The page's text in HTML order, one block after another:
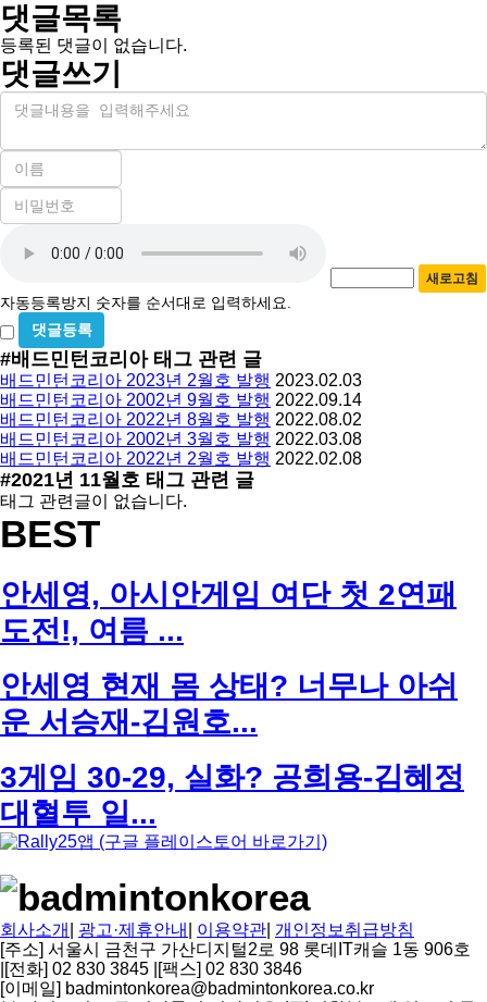
댓글목록
등록된 댓글이 없습니다.
댓글쓰기
내
이
필
수
비
밀
수
록
방
지
새로고침
자동등록방지 숫자를 순서대로 입력하세요.
비
밀
글
사
용
#배드민턴코리아태그 관련 글
배드민턴코리아 2023년 2월호 발행 2023.02.03
배드민턴코리아 2002년 9월호 발행 2022.09.14
배드민턴코리아 2022년 8월호 발행 2022.08.02
배드민턴코리아 2002년 3월호 발행 2022.03.08
배드민턴코리아 2022년 2월호 발행 2022.02.08
#2021년 11월호 태그 관련 글
태그 관련글이 없습니다.
BEST
안세영, 아시안게임 여단 첫 2연패
도전!, 여름 ...
안세영 현재 몸 상태? 너무나 아쉬
운 서승재-김원호...
3게임 30-29, 실화? 공희용-김혜정
대혈투 일...
회사소개 광고·제휴안내 이용약관 개인정보취급방침
[주소] 서울시 금천구 가산디지털2로 98 롯데IT캐슬 1동 906호
[전화] 02 830 3845 [팩스] 02 830 3846
[이메일] badmintonkorea@badmintonkorea.co.kr